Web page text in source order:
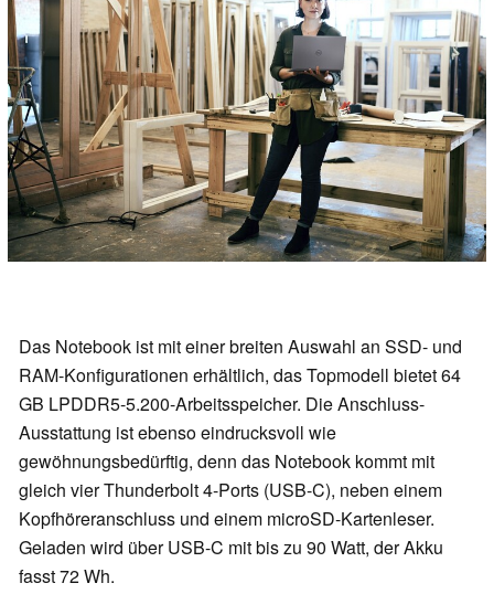
Das Notebook ist mit einer breiten Auswahl an SSD- und
RAM-Konfigurationen erhältlich, das Topmodell bietet 64
GB LPDDR5-5.200-Arbeitsspeicher. Die Anschluss-
Ausstattung ist ebenso eindrucksvoll wie
gewöhnungsbedürftig, denn das Notebook kommt mit
gleich vier Thunderbolt 4-Ports (USB-C), neben einem
Kopfhöreranschluss und einem microSD-Kartenleser.
Geladen wird über USB-C mit bis zu 90 Watt, der Akku
fasst 72 Wh.